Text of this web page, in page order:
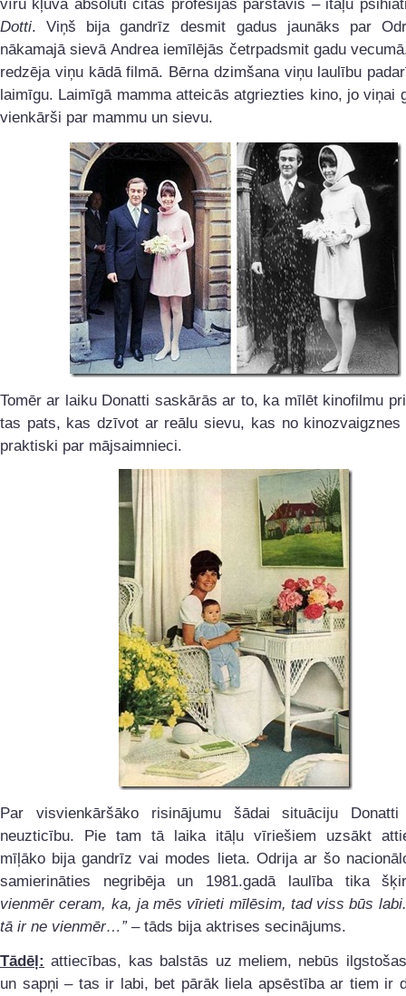
vīru kļuva absolūti citas profesijas pārstāvis – itāļu
Dotti. Viņš bija gandrīz desmit gadus jaunāks par
nākamajā sievā Andrea iemīlējās četrpadsmit gadu
redzēja viņu kādā filmā. Bērna dzimšana viņu laulību
laimīgu. Laimīgā mamma atteicās atgriezties kino, jo viņai
vienkārši par mammu un sievu.
Tomēr ar laiku Donatti saskārās ar to, ka mīlēt kinofilmu
tas pats, kas dzīvot ar reālu sievu, kas no kinozvaigznes
praktiski par mājsaimnieci.
Par visvienkāršāko risinājumu šādai situāciju Donatti
neuzticību. Pie tam tā laika itāļu vīriešiem uzsākt
mīļāko bija gandrīz vai modes lieta. Odrija ar šo
samierināties negribēja un 1981.gadā laulība tika
vienmēr ceram, ka, ja mēs vīrieti mīlēsim, tad viss būs
tā ir ne vienmēr…”– tāds bija aktrises secinājums.
Tādēļ: attiecības, kas balstās uz meliem, nebūs
un sapņi – tas ir labi, bet pārāk liela apsēstība ar tiem ir